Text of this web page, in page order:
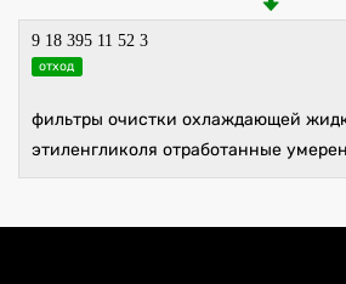
9 18 395 11 52 3
отход
фильтры очистки охлаждающей
этиленгликоля отработанные